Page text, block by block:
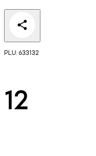
PLU: 633132
12